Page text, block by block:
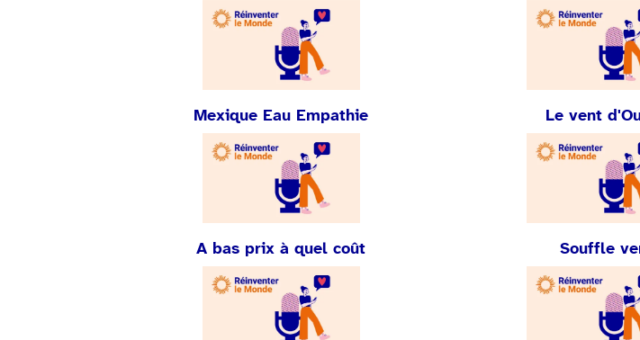
Mexique Eau Empathie Le vent
A bas prix à quel coût Souffle